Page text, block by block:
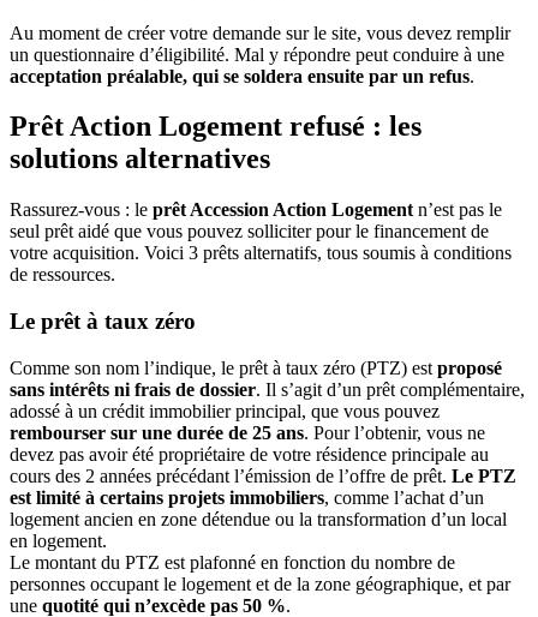
Au moment de créer votre demande sur le site, vous devez remplir
un questionnaire d’éligibilité. Mal y répondre peut conduire à une
acceptation préalable, qui se soldera ensuite par un refus.
Prêt Action Logement refusé : les
solutions alternatives
Rassurez-vous : le prêt Accession Action Logement n’est pas le
seul prêt aidé que vous pouvez solliciter pour le financement de
votre acquisition. Voici 3 prêts alternatifs, tous soumis à conditions
de ressources.
Le prêt à taux zéro
Comme son nom l’indique, le prêt à taux zéro (PTZ) est proposé
sans intérêts ni frais de dossier. Il s’agit d’un prêt complémentaire,
adossé à un crédit immobilier principal, que vous pouvez
rembourser sur une durée de 25 ans. Pour l’obtenir, vous ne
devez pas avoir été propriétaire de votre résidence principale au
cours des 2 années précédant l’émission de l’offre de prêt. Le PTZ
est limité à certains projets immobiliers, comme l’achat d’un
logement ancien en zone détendue ou la transformation d’un local
en logement.
Le montant du PTZ est plafonné en fonction du nombre de
personnes occupant le logement et de la zone géographique, et par
une quotité qui n’excède pas 50 %.